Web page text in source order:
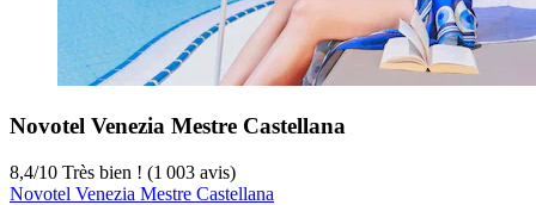
Novotel Venezia Mestre Castellana
8,4/10 Très bien ! (1 003 avis)
Novotel Venezia Mestre Castellana